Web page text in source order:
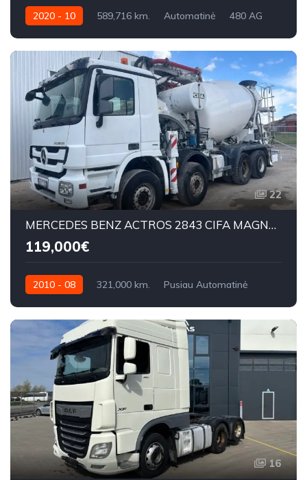
2020 - 10 589,716 km. Automatinė 480 AG
22
MERCEDES BENZ ACTROS 2843 CIFA MAGNUM 28M
119,000€
2010 - 08 321,000 km.
Pusiau Automatinė
16